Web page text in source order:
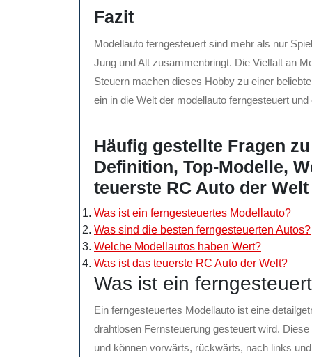
Fazit
Modellauto ferngesteuert sind mehr als nur
Jung und Alt zusammenbringt. Die Vielfalt an
Steuern machen dieses Hobby zu einer
ein in die Welt der modellauto ferngesteuert
Häufig gestellte Fragen
Definition, Top-Modelle,
teuerste RC Auto der Welt
Was ist ein ferngesteuertes Modellauto?
Was sind die besten ferngesteuerten Autos?
Welche Modellautos haben Wert?
Was ist das teuerste RC Auto der Welt?
Was ist ein
Ein ferngesteuertes Modellauto ist eine
drahtlosen Fernsteuerung gesteuert wird.
und können vorwärts, rückwärts, nach links